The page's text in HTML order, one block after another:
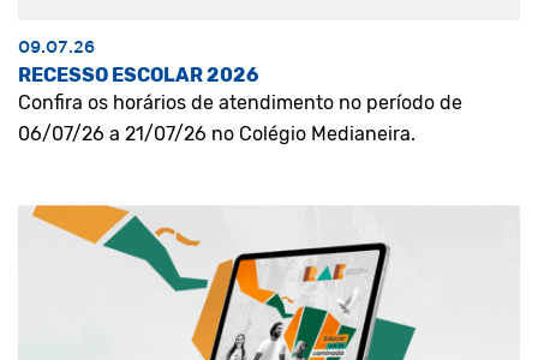
09.07.26
RECESSO ESCOLAR 2026
Confira os horários de atendimento no período de
06/07/26 a 21/07/26 no Colégio Medianeira.